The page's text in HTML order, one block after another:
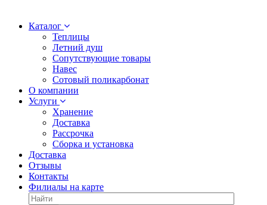
Каталог
Теплицы
Летний душ
Сопутствующие товары
Навес
Сотовый поликарбонат
О компании
Услуги
Хранение
Доставка
Рассрочка
Сборка и установка
Доставка
Отзывы
Контакты
Филиалы на карте